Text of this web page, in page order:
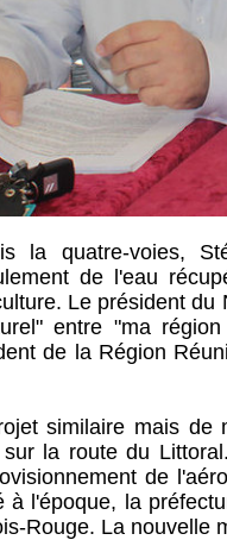
la quatre-voies,
de l'eau
Le président
entre "ma
de la Région
similaire mais de
sur la route du
de
à l'époque, la
Rouge. La nouvelle